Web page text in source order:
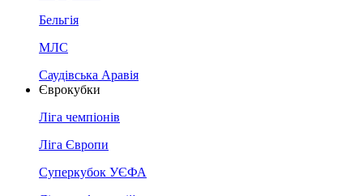
Бельгія
МЛС
Саудівська Аравія
Єврокубки
Ліга чемпіонів
Ліга Європи
Суперкубок УЄФА